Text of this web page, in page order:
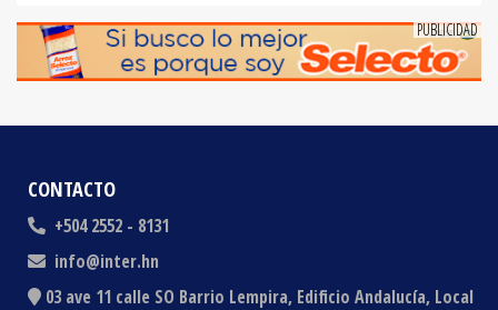
CONTACTO
+504 2552 - 8131
info@inter.hn
03 ave 11 calle SO Barrio Lempira, Edificio Andalucía, Local